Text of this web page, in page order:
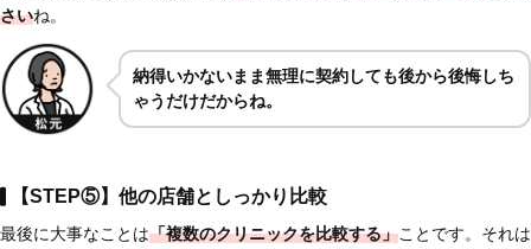
さいね。
納得いかないまま無理に契約しても後から後悔しち
ゃうだけだからね。
【STEP⑤】他の店舗としっかり比較
最後に大事なことは「複数のクリニックを比較する」ことです。それは